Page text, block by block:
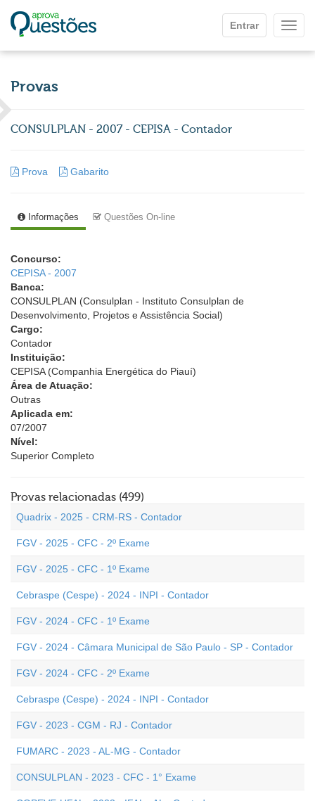
Entrar
Provas
CONSULPLAN - 2007 - CEPISA - Contador
Prova Gabarito
Informações Questões On-line
Concurso:
CEPISA - 2007
Banca:
CONSULPLAN (Consulplan - Instituto Consulplan de
Desenvolvimento, Projetos e Assistência Social)
Cargo:
Contador
Instituição:
CEPISA (Companhia Energética do Piauí)
Área de Atuação:
Outras
Aplicada em:
07/2007
Nível:
Superior Completo
Provas relacionadas (499)
Quadrix - 2025 - CRM-RS - Contador
FGV - 2025 - CFC - 2º Exame
FGV - 2025 - CFC - 1º Exame
Cebraspe (Cespe) - 2024 - INPI - Contador
FGV - 2024 - CFC - 1º Exame
FGV - 2024 - Câmara Municipal de São Paulo - SP - Contador
FGV - 2024 - CFC - 2º Exame
Cebraspe (Cespe) - 2024 - INPI - Contador
FGV - 2023 - CGM - RJ - Contador
FUMARC - 2023 - AL-MG - Contador
CONSULPLAN - 2023 - CFC - 1° Exame